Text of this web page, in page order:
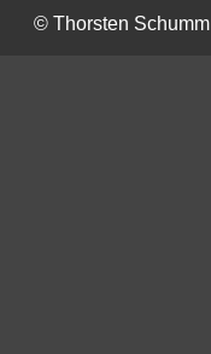
© Thorsten Schumm